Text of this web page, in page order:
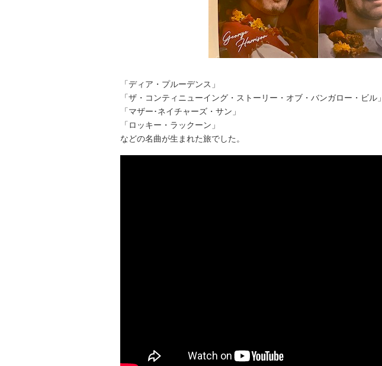
「ディア・プルーデンス」
「ザ・コンティニューイング・ストーリー・オブ・バンガロー・ビル」
「マザー･ネイチャーズ・サン」
「ロッキー・ラックーン」
などの名曲が生まれた旅でした。